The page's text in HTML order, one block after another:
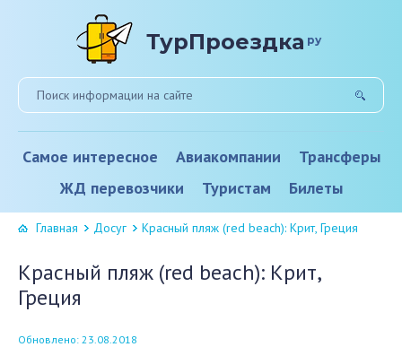
ТурПроездка ру
Самое интересное Авиакомпании
Трансферы
ЖД перевозчики
Туристам Билеты
Главная Досуг Красный пляж (red beach): Крит, Греция
Красный пляж (red beach): Крит,
Греция
Обновлено: 23.08.2018